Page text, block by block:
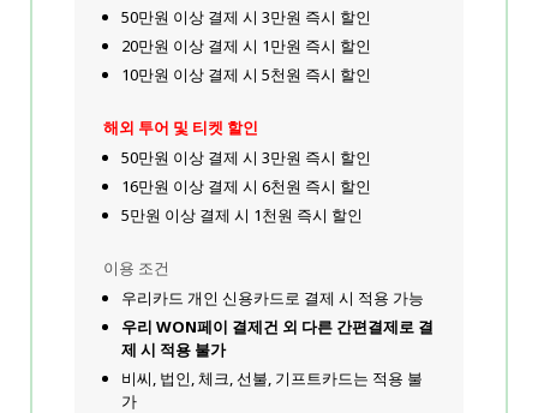
50만원 이상 결제 시 3만원 즉시 할인
20만원 이상 결제 시 1만원 즉시 할인
10만원 이상 결제 시 5천원 즉시 할인
해외 투어 및 티켓 할인
50만원 이상 결제 시 3만원 즉시 할인
16만원 이상 결제 시 6천원 즉시 할인
5만원 이상 결제 시 1천원 즉시 할인
이용 조건
우리카드 개인 신용카드로 결제 시 적용 가능
우리 WON페이 결제건 외 다른 간편결제로 결
제 시 적용 불가
비씨, 법인, 체크, 선불, 기프트카드는 적용 불
가